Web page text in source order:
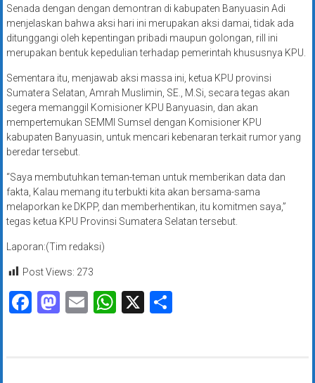
Senada dengan dengan demontran di kabupaten Banyuasin Adi
menjelaskan bahwa aksi hari ini merupakan aksi damai, tidak ada
ditunggangi oleh kepentingan pribadi maupun golongan, rill ini
merupakan bentuk kepedulian terhadap pemerintah khususnya KPU.
Sementara itu, menjawab aksi massa ini, ketua KPU provinsi
Sumatera Selatan, Amrah Muslimin, SE., M.Si, secara tegas akan
segera memanggil Komisioner KPU Banyuasin, dan akan
mempertemukan SEMMI Sumsel dengan Komisioner KPU
kabupaten Banyuasin, untuk mencari kebenaran terkait rumor yang
beredar tersebut.
“Saya membutuhkan teman-teman untuk memberikan data dan
fakta, Kalau memang itu terbukti kita akan bersama-sama
melaporkan ke DKPP, dan memberhentikan, itu komitmen saya,”
tegas ketua KPU Provinsi Sumatera Selatan tersebut.
Laporan:(Tim redaksi)
Post Views: 273
Facebook
Mastodon
EmailWhatsApp
X Share